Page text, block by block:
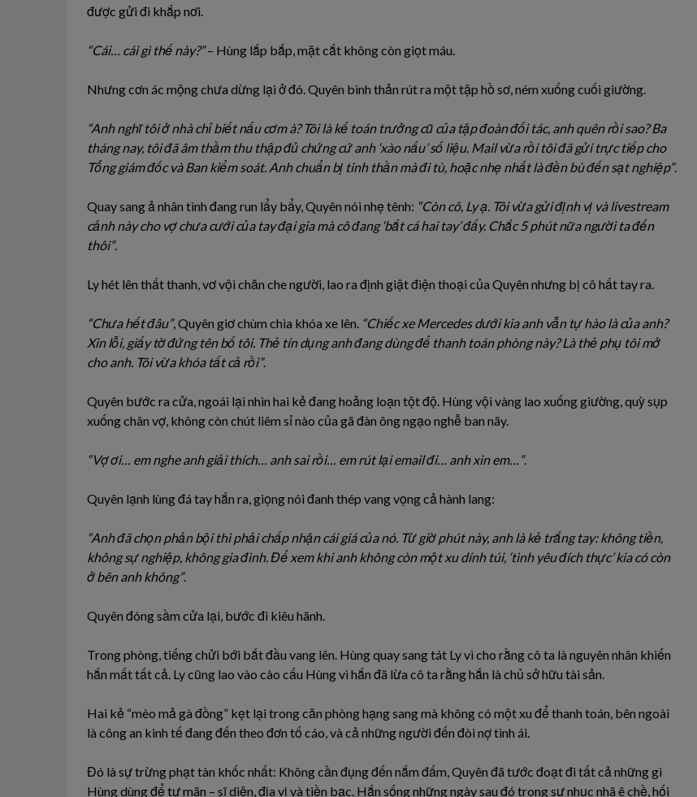
được gửi đi khắp nơi.
“Cái… cái gì thế này?”– Hùng lắp bắp, mặt cắt không còn giọt máu.
Nhưng cơn ác mộng chưa dừng lại ở đó. Quyên bình thản rút ra một tập hồ sơ, ném xuống cuối giường.
“Anh nghĩ tôi ở nhà chỉ biết nấu cơm à? Tôi là kế toán trưởng cũ của tập đoàn đối tác, anh quên rồi sao? Ba
tháng nay, tôi đã âm thầm thu thập đủ chứng cứ anh ‘xào nấu’ số liệu. Mail vừa rồi tôi đã gửi trực tiếp cho
Tổng giám đốc và Ban kiểm soát. Anh chuẩn bị tinh thần mà đi tù, hoặc nhẹ nhất là đền bù đến sạt nghiệp”.
Quay sang ả nhân tình đang run lẩy bẩy, Quyên nói nhẹ tênh: “Còn cô, Ly ạ. Tôi vừa gửi định vị và livestream
cảnh này cho vợ chưa cưới của tay đại gia mà cô đang ‘bắt cá hai tay’ đấy. Chắc 5 phút nữa người ta đến
thôi”.
Ly hét lên thất thanh, vơ vội chăn che người, lao ra định giật điện thoại của Quyên nhưng bị cô hất tay ra.
“Chưa hết đâu”, Quyên giơ chùm chìa khóa xe lên. “Chiếc xe Mercedes dưới kia anh vẫn tự hào là của anh?
Xin lỗi, giấy tờ đứng tên bố tôi. Thẻ tín dụng anh đang dùng để thanh toán phòng này? Là thẻ phụ tôi mở
cho anh. Tôi vừa khóa tất cả rồi”.
Quyên bước ra cửa, ngoái lại nhìn hai kẻ đang hoảng loạn tột độ. Hùng vội vàng lao xuống giường, quỳ sụp
xuống chân vợ, không còn chút liêm sỉ nào của gã đàn ông ngạo nghễ ban nãy.
“Vợ ơi… em nghe anh giải thích… anh sai rồi… em rút lại email đi… anh xin em…”.
Quyên lạnh lùng đá tay hắn ra, giọng nói đanh thép vang vọng cả hành lang:
“Anh đã chọn phản bội thì phải chấp nhận cái giá của nó. Từ giờ phút này, anh là kẻ trắng tay: không tiền,
không sự nghiệp, không gia đình. Để xem khi anh không còn một xu dính túi, ‘tình yêu đích thực’ kia có còn
ở bên anh không”.
Quyên đóng sầm cửa lại, bước đi kiêu hãnh.
Trong phòng, tiếng chửi bới bắt đầu vang lên. Hùng quay sang tát Ly vì cho rằng cô ta là nguyên nhân khiến
hắn mất tất cả. Ly cũng lao vào cào cấu Hùng vì hắn đã lừa cô ta rằng hắn là chủ sở hữu tài sản.
Hai kẻ “mèo mả gà đồng” kẹt lại trong căn phòng hạng sang mà không có một xu để thanh toán, bên ngoài
là công an kinh tế đang đến theo đơn tố cáo, và cả những người đến đòi nợ tình ái.
Đó là sự trừng phạt tàn khốc nhất: Không cần đụng đến nắm đấm, Quyên đã tước đoạt đi tất cả những gì
Hùng dùng để tự mãn – sĩ diện, địa vị và tiền bạc. Hắn sống những ngày sau đó trong sự nhục nhã ê chề, hối